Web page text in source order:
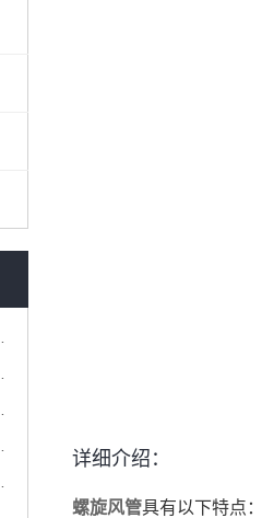
详细介绍：
螺旋风管具有以下特点：